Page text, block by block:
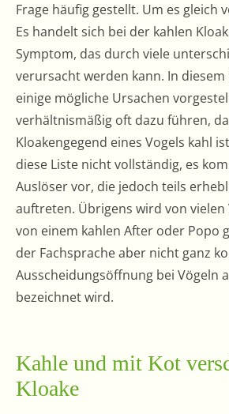
Frage häufig gestellt. Um es gleich
Es handelt sich bei der kahlen
Symptom, das durch viele
verursacht werden kann. In
einige mögliche Ursachen
verhältnismäßig oft dazu führen,
Kloakengegend eines Vogels kahl
diese Liste nicht vollständig, es
Auslöser vor, die jedoch teils
auftreten. Übrigens wird von
von einem kahlen After oder Popo
der Fachsprache aber nicht ganz
Ausscheidungsöffnung bei Vögeln
bezeichnet wird.
Kahle und mit Kot
Kloake